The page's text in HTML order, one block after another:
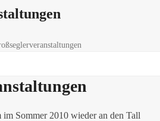
Sommer 2010 wieder an den Tall